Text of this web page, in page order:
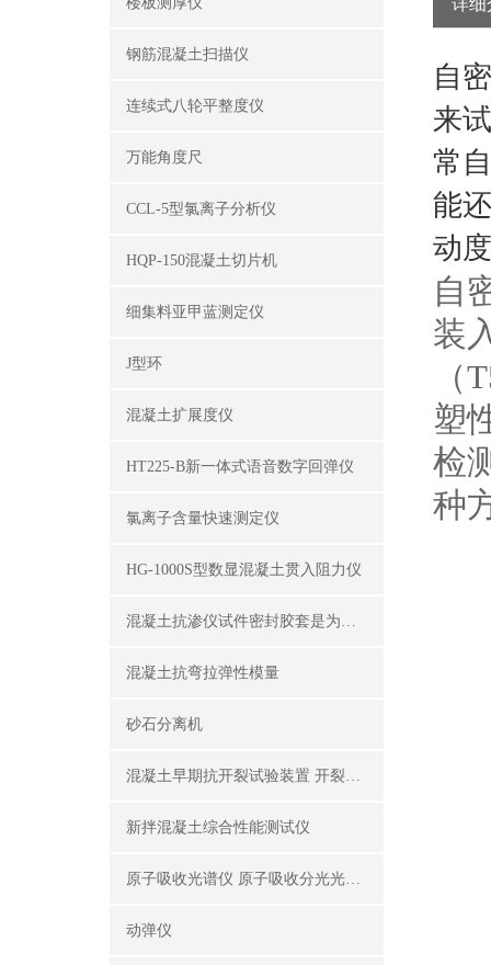
钢筋混凝土扫描仪
连续式八轮平整度仪
万能角度尺
CCL-5型氯离子分析仪
HQP-150混凝土切片机
细集料亚甲蓝测定仪
J型环
混凝土扩展度仪
HT225-B新一体式语音数字回弹仪
氯离子含量快速测定仪
HG-1000S型数显混凝土贯入阻力仪
混凝土抗渗仪试件密封胶套是为了密封试件外围
混凝土抗弯拉弹性模量
砂石分离机
混凝土早期抗开裂试验装置 开裂试模
新拌混凝土综合性能测试仪
原子吸收光谱仪 原子吸收分光光度计
动弹仪
详细
自
来
常
能
动
自
装
塑
检
种